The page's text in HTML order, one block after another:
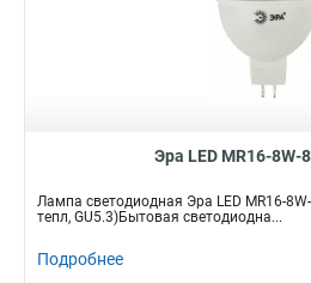
Эра LED MR16-8W-
Лампа светодиодная Эра LED MR16-
тепл, GU5.3)Бытовая светодиодна...
Подробнее